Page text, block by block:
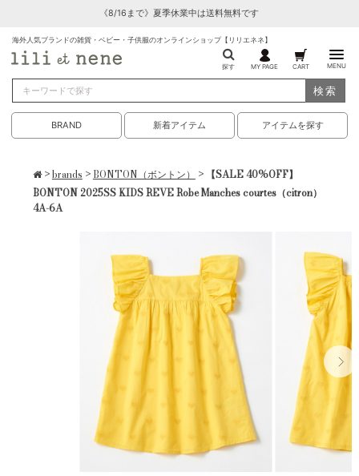
《8/16まで》夏季休業中は送料無料です
海外人気ブランドの雑貨・ベビー・子供服のオンラインショップ【リリエネネ】
探す MY PAGE CART MENU
検索
BRAND 新着アイテム アイテムを探す
>brands > BONTON（ボントン） > 【SALE 40%OFF】
BONTON 2025SS KIDS REVE Robe Manches courtes（citron）
4A-6A